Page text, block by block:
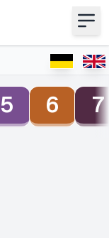
5 6 7